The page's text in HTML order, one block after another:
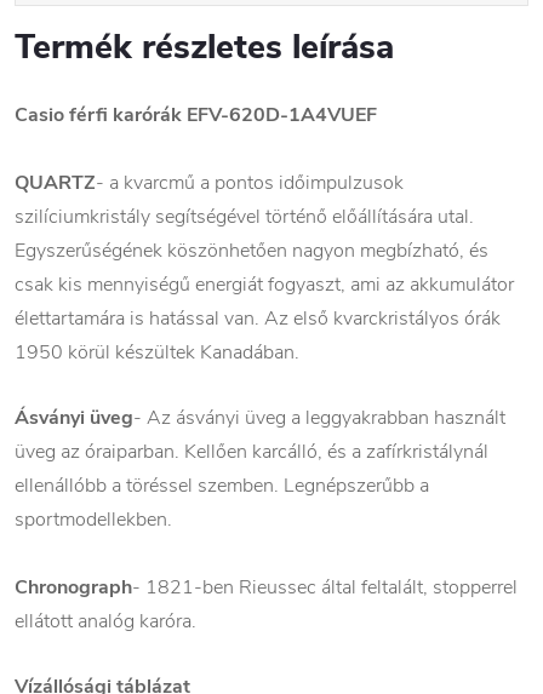
Termék részletes leírása
Casio férfi karórák EFV-620D-1A4VUEF
QUARTZ- a kvarcmű a pontos időimpulzusok
szilíciumkristály segítségével történő előállítására utal.
Egyszerűségének köszönhetően nagyon megbízható, és
csak kis mennyiségű energiát fogyaszt, ami az akkumulátor
élettartamára is hatással van. Az első kvarckristályos órák
1950 körül készültek Kanadában.
Ásványi üveg- Az ásványi üveg a leggyakrabban használt
üveg az óraiparban. Kellően karcálló, és a zafírkristálynál
ellenállóbb a töréssel szemben. Legnépszerűbb a
sportmodellekben.
Chronograph- 1821-ben Rieussec által feltalált, stopperrel
ellátott analóg karóra.
Vízállósági táblázat